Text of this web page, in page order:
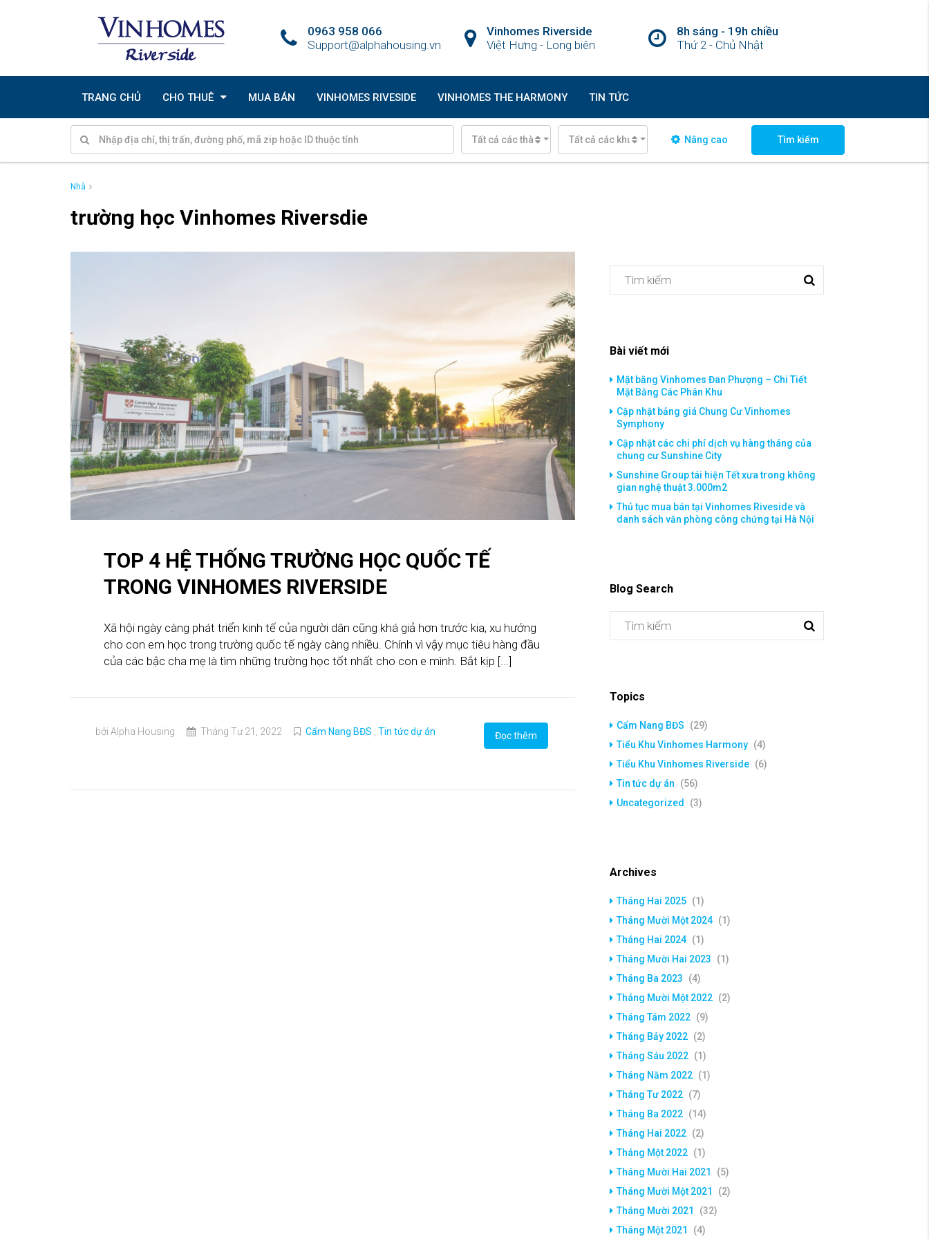
8h sáng - 19h chiều
Thứ 2 - Chủ Nhật
Vinhomes Riverside
Việt Hưng - Long biên
0963 958 066
Support@alphahousing.vn
TRANG CHỦ CHO THUÊ MUA BÁN VINHOMES RIVESIDE VINHOMES THE HARMONY TIN TỨC
Tất cả các thành phố Tất cả các khu vực Nâng cao Tìm kiếm
Nhà
trường học Vinhomes Riversdie
TOP 4 HỆ THỐNG TRƯỜNG HỌC QUỐC TẾ
TRONG VINHOMES RIVERSIDE
Xã hội ngày càng phát triển kinh tế của người dân cũng khá giả hơn trước kia, xu hướng
cho con em học trong trường quốc tế ngày càng nhiều. Chính vì vậy mục tiêu hàng đầu
của các bậc cha mẹ là tìm những trường học tốt nhất cho con e mình. Bắt kịp [...]
bởi Alpha Housing Tháng Tư 21, 2022 Cẩm Nang BĐS Tin tức dự án Đọc thêm
Bài viết mới
Mặt bằng Vinhomes Đan Phượng – Chi Tiết
Mặt Bằng Các Phân Khu
Cập nhật bảng giá Chung Cư Vinhomes
Symphony
Cập nhật các chi phí dịch vụ hàng tháng của
chung cư Sunshine City
Sunshine Group tái hiện Tết xưa trong không
gian nghệ thuật 3.000m2
Thủ tục mua bán tại Vinhomes Riveside và
danh sách văn phòng công chứng tại Hà Nội
Blog Search
Topics
Cẩm Nang BĐS
(29)
Tiểu Khu Vinhomes Harmony (4)
Tiểu Khu Vinhomes Riverside (6)
Tin tức dự án
(56)
Uncategorized
(3)
Archives
Tháng Hai 2025 (1)
Tháng Mười Một 2024 (1)
Tháng Hai 2024 (1)
Tháng Mười Hai 2023
(1)
Tháng Ba 2023
(4)
Tháng Mười Một 2022 (2)
Tháng Tám 2022 (9)
Tháng Bảy 2022 (2)
Tháng Sáu 2022 (1)
Tháng Năm 2022 (1)
Tháng Tư 2022 (7)
Tháng Ba 2022 (14)
Tháng Hai 2022 (2)
Tháng Một 2022 (1)
Tháng Mười Hai 2021
(5)
Tháng Mười Một 2021
(2)
Tháng Mười 2021
(32)
Tháng Một 2021
(4)